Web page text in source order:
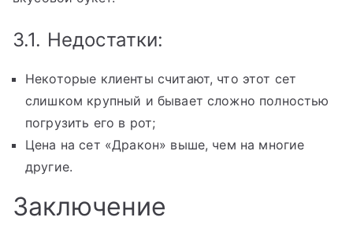
3.1. Недостатки:
Некоторые клиенты считают, что этот сет
слишком крупный и бывает сложно полностью
погрузить его в рот;
Цена на сет «Дракон» выше, чем на многие
другие.
Заключение